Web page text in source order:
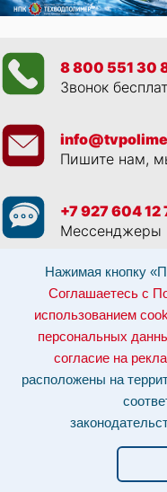
Нажимая кнопку
Соглашаетесь с
использованием
персональных
согласие на
расположены на
8 800 551 30
Звонок
Пишите нам,
+7 927 604 12
Мессенджеры
Просматривая данный веб
Политикой
Разрешаете обработку
Даёте согласие на рекламные
Отозвать согласие на
info@tvpolimer.ru| по телефону
Наши серверы расположены
соответствии с российским
Сайт носит исключительно